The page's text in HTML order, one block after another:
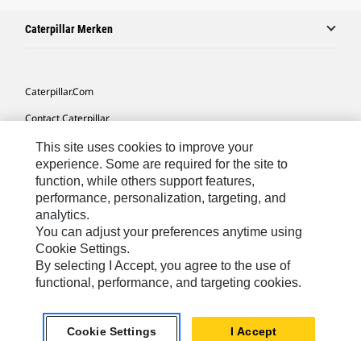
Caterpillar Merken
Caterpillar.com
Contact Caterpillar
Mijn Marketingvoorkeuren
Site Map
Cookie Settings
Legal
Privacy
Europe-Dutch© 2026 Caterpillar. Alle rechten voorbehouden.
This site uses cookies to improve your
experience. Some are required for the site to
function, while others support features,
performance, personalization, targeting, and
analytics.
You can adjust your preferences anytime using
Cookie Settings.
By selecting I Accept, you agree to the use of
functional, performance, and targeting cookies.
Cookie Settings I Accept